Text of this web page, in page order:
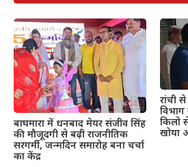
बाघमारा में धनबाद मेयर संजीव सिंह
की मौजूदगी से बढ़ी राजनीतिक
सरगर्मी, जन्मदिन समारोह बना चर्चा
का केंद्र
रांची
किलो
खोया